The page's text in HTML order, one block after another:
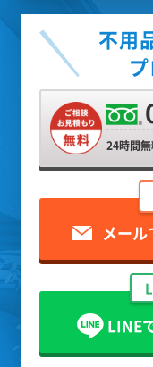
不用
24時間無
メー
LINE